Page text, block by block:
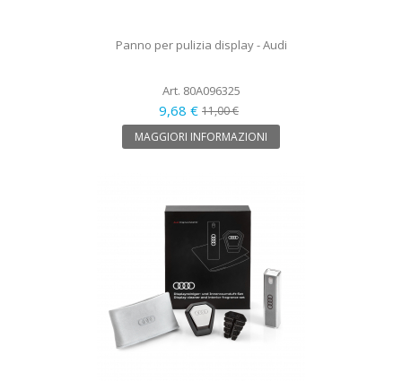
Panno per pulizia display - Audi
Art. 80A096325
9,68 € 11,00 €
MAGGIORI INFORMAZIONI